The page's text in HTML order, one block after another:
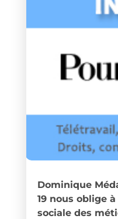
Dominique
19 nous oblige
sociale des